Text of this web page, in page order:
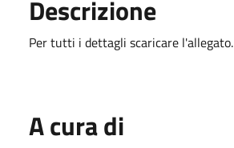
Descrizione
Per tutti i dettagli scaricare l'allegato.
A cura di